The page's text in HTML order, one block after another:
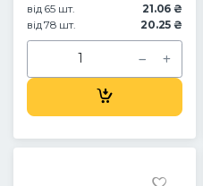
від 65 шт.
21.06 ₴
від 78 шт.
20.25 ₴